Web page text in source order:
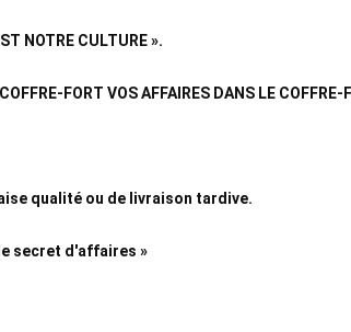
NOTRE CULTURE ».
FORT VOS AFFAIRES DANS LE COFFRE-
qualité ou de livraison tardive.
secret d'affaires »